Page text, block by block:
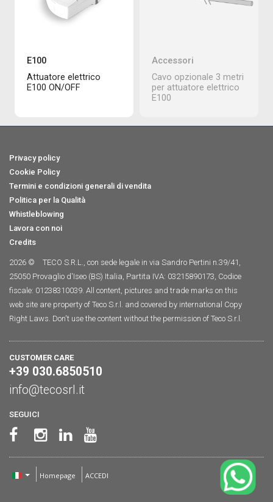
E100
Attuatore elettrico
E100 ON/OFF
Accessori
Cavo opzionale 3 metri
per attuatore elettrico
E100
Privacy policy
Cookie Policy
Termini e condizioni generali di vendita
Politica per la Qualità
Whistleblowing
Lavora con noi
Credits
2026 ©
TECO S.R.L., con sede legale in via Sandro Pertini n.39/41,
25050 Provaglio d'Iseo (BS) Italia, Partita IVA: 03215890173, Codice
fiscale: 01238310039. All content, pictures and trade marks on this
web site are property of Teco S.r.l. and covered by international Copy
Right Laws. Don't use the content without the permission of Teco S.r.l.
CUSTOMER CARE
+39 030.6850510
info@tecosrl.it
SEGUICI
Homepage ACCEDI